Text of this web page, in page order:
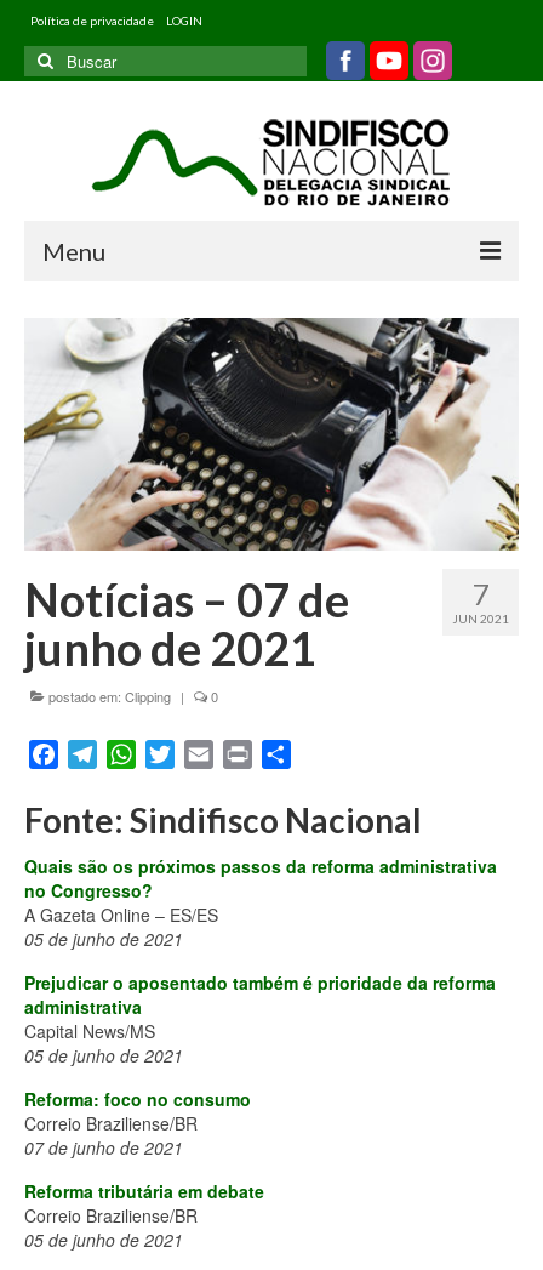
Política de privacidade LOGIN
Buscar
por:
Menu
Home
Quem somos
Filiados
Informativos
Jurídico
7
JUN 2021
Notícias – 07 de
junho de 2021
postado em: Clipping | 0
FacebookTelegramWhatsAppTwitterEmail Print
Fonte: Sindifisco Nacional
Quais são os próximos passos da reforma administrativa
no Congresso?
A Gazeta Online – ES/ES
05 de junho de 2021
Prejudicar o aposentado também é prioridade da reforma
administrativa
Capital News/MS
05 de junho de 2021
Reforma: foco no consumo
Correio Braziliense/BR
07 de junho de 2021
Reforma tributária em debate
Correio Braziliense/BR
05 de junho de 2021